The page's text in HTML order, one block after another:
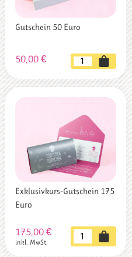
Gutschein 50 Euro
50,00 €
Gutschein
50
Euro
Menge
Exklusivkurs-Gutschein 175
Euro
175,00 €
inkl. MwSt.
Exklusivkurs-
Gutschein